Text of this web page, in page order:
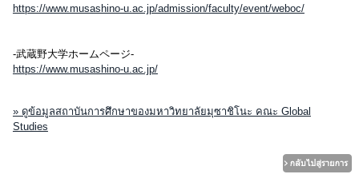
https://www.musashino-u.ac.jp/admission/faculty/event/weboc/
-武蔵野大学ホームページ-
https://www.musashino-u.ac.jp/
» ดูข้อมูลสถาบันการศึกษาของมหาวิทยาลัยมุซาชิโนะ คณะ Global
Studies